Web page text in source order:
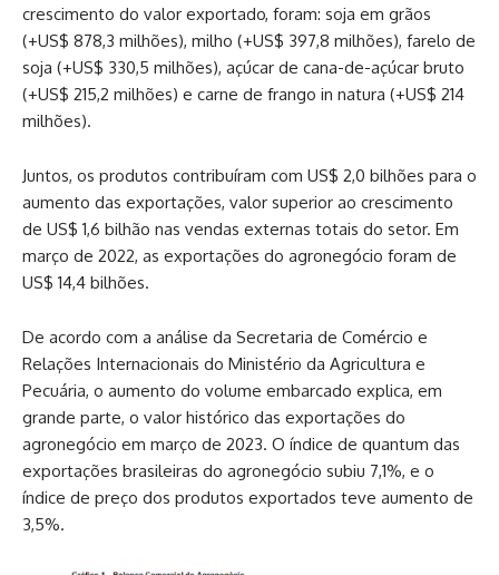
crescimento do valor exportado, foram: soja em grãos
(+US$ 878,3 milhões), milho (+US$ 397,8 milhões), farelo de
soja (+US$ 330,5 milhões), açúcar de cana-de-açúcar bruto
(+US$ 215,2 milhões) e carne de frango in natura (+US$ 214
milhões).
Juntos, os produtos contribuíram com US$ 2,0 bilhões para o
aumento das exportações, valor superior ao crescimento
de US$ 1,6 bilhão nas vendas externas totais do setor. Em
março de 2022, as exportações do agronegócio foram de
US$ 14,4 bilhões.
De acordo com a análise da Secretaria de Comércio e
Relações Internacionais do Ministério da Agricultura e
Pecuária, o aumento do volume embarcado explica, em
grande parte, o valor histórico das exportações do
agronegócio em março de 2023. O índice de quantum das
exportações brasileiras do agronegócio subiu 7,1%, e o
índice de preço dos produtos exportados teve aumento de
3,5%.